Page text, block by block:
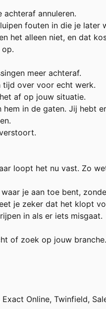
annuleren.
fouten in die je later
het alleen niet, en dat
meer achteraf.
tijd over voor echt werk.
af op jouw situatie.
in de gaten. Jij hebt
loopt het nu vast. Zo
je aan toe bent,
je zeker dat het klopt
in als er iets misgaat.
of zoek op jouw branche.
Online, Twinfield,